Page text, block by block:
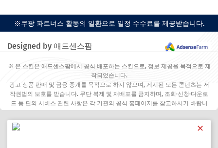
※쿠팡 파트너스 활동의 일환으로 일정 수수료를 제공받습니다.
Designed by 애드센스팜
※ 본 스킨은 애드센스팜에서 공식 배포하는 스킨으로, 정보 제공을 목적으로 제
작되었습니다.
광고 상품 판매 및 금융 중개를 목적으로 하지 않으며, 게시된 모든 콘텐츠는 저
작권법의 보호를 받습니다. 무단 복제 및 재배포를 금지하며, 조회·신청·다운로
드 등 편의 서비스 관련 사항은 각 기관의 공식 홈페이지를 참고하시기 바랍니
✕